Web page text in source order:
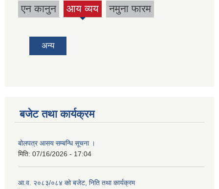
एन कानुन आय व्यय
(active
नमुना फारम
अन्य
बजेट तथा कार्यक्रम
बोलपत्र आसय सम्बन्धि सूचना ।
मिति: 07/16/2026 - 17:04
आ.व. २०८३/०८४ को बजेट, निति तथा कार्यक्रम